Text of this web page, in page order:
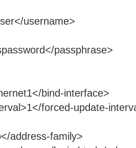
username>
passphrase>
bind-interface>
forced-update-
address-family>